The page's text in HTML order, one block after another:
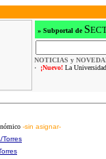
» Subportal de S
NOTICIAS y
·
¡Nuevo! La
-sin asignar-
Torres